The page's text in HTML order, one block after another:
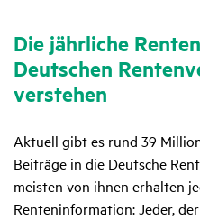
Die jähr­liche
Deut­schen
verstehen
Aktuell gibt es rund 39
Beiträge in die Deutsche
meisten von ihnen erhalten
Renteninformation: Jeder,